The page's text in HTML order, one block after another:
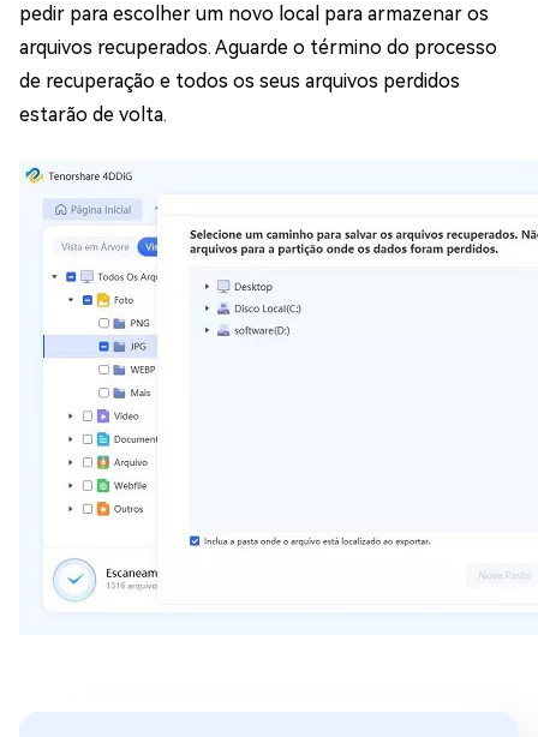
pedir para escolher um novo local para armazenar os
arquivos recuperados. Aguarde o término do processo
de recuperação e todos os seus arquivos perdidos
estarão de volta.